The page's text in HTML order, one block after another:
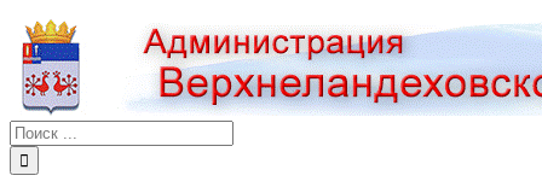
Результат
поиска: